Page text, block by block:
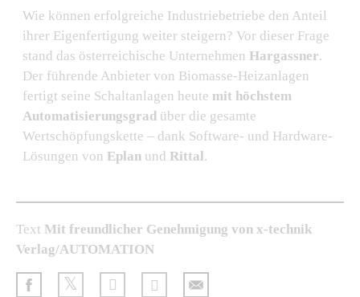
Wie können erfolgreiche Industriebetriebe den Anteil
ihrer Eigenfertigung weiter steigern? Vor dieser Frage
stand das österreichische Unternehmen Hargassner.
Der führende Anbieter von Biomasse-Heizanlagen
fertigt seine Schaltanlagen heute mit höchstem
Automatisierungsgrad über die gesamte
Wertschöpfungskette – dank Software- und Hardware-
Lösungen von Eplan und Rittal.
Text Mit freundlicher Genehmigung von x-technik
Verlag/AUTOMATION